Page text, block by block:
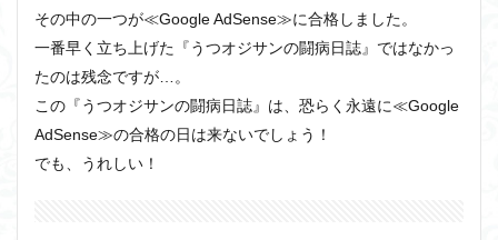
その中の一つが≪Google AdSense≫に合格しました。
一番早く立ち上げた『うつオジサンの闘病日誌』ではなかっ
たのは残念ですが…。
この『うつオジサンの闘病日誌』は、恐らく永遠に≪Google
AdSense≫の合格の日は来ないでしょう！
でも、うれしい！